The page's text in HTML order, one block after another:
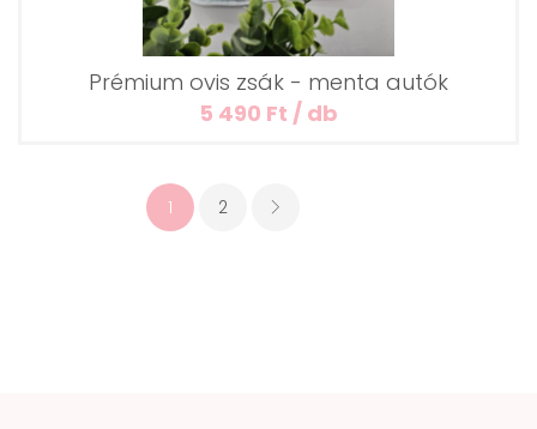
Prémium ovis zsák - menta autók
5 490 Ft / db
1 2